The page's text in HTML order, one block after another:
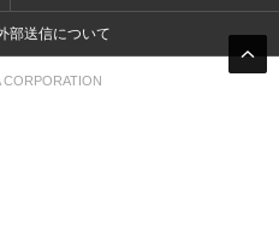
部送信について